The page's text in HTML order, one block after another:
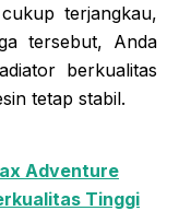
terjangkau,
tersebut, Anda
berkualitas
tetap stabil.
Adventure
Tinggi